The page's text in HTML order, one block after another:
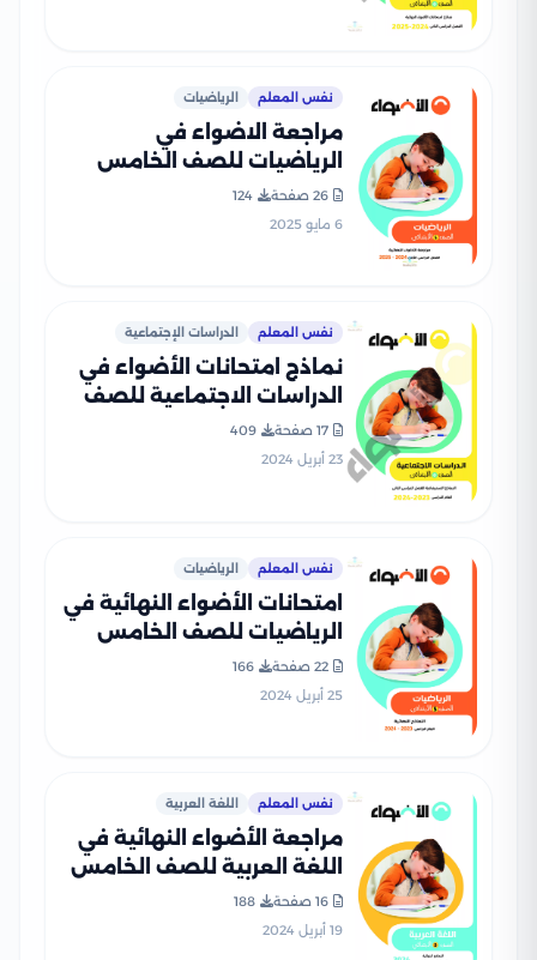
نفس المعلم الرياضيات
مراجعة الاضواء في
الرياضيات للصف الخامس
PDF بالاجابات
26 صفحة
124
6 مايو 2025
نفس المعلم الدراسات الإجتماعية
نماذج امتحانات الأضواء في
الدراسات الاجتماعية للصف
الخامس الابتدائي الترم الثاني
2024 بصيغة PDF
17 صفحة
409
23 أبريل 2024
نفس المعلم الرياضيات
امتحانات الأضواء النهائية في
الرياضيات للصف الخامس
الابتدائي الفصل الدراسي
الثاني 2024 بصيغة PDF
22 صفحة
166
25 أبريل 2024
نفس المعلم اللغة العربية
مراجعة الأضواء النهائية في
اللغة العربية للصف الخامس
الابتدائي الفصل الدراسي
الثاني 2024 بصيغة PDF
16 صفحة
188
19 أبريل 2024